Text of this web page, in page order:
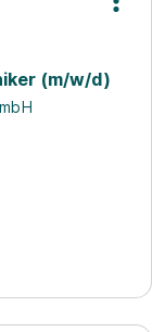
(m/w/d)